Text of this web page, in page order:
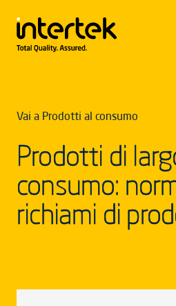
Vai a Prodotti al consumo
Prodotti di
consumo:
richiami di